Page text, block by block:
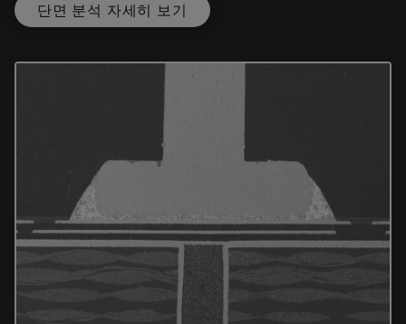
단면 분석 자세히 보기